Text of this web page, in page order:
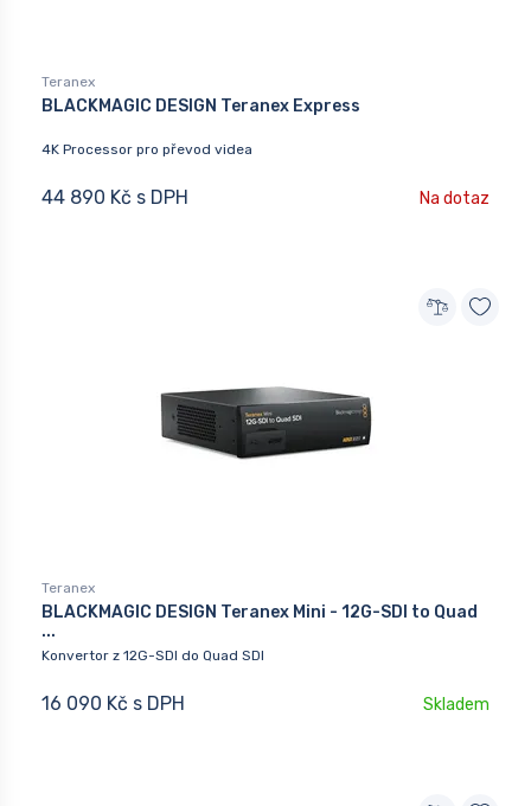
Teranex
BLACKMAGIC DESIGN Teranex Express
4K Processor pro převod videa
44 890 Kč s DPH Na dotaz
Teranex
BLACKMAGIC DESIGN Teranex Mini - 12G-SDI to Quad
...
Konvertor z 12G-SDI do Quad SDI
16 090 Kč s DPH Skladem